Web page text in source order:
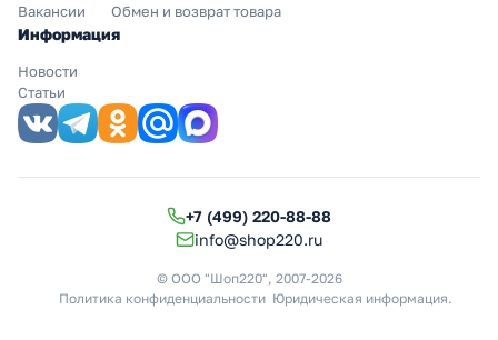
Вакансии
Обмен и возврат товара
Информация
Новости
Статьи
+7 (499) 220-88-88
info@shop220.ru
© ООО "Шоп220", 2007-2026
Политика конфиденциальности Юридическая информация.